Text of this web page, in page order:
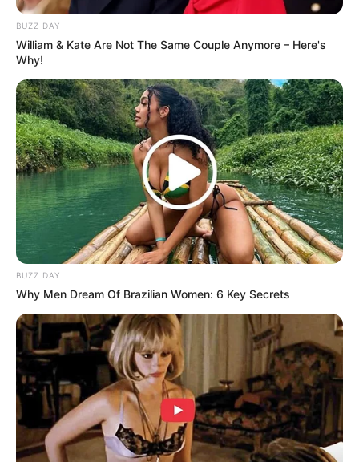
Baca juga: Model Dress, 10 OOTD Kondangan Remaja yang
Simple dan Anggun
Warnanya yang cenderung netral, membuat outfit biru dongker
masuk dalam jajaran warna yang menjadi favorit banyak orang.
Untuk itu gak usah khawatir mengkombinasikan warna tersebut.
TAGS KOMBINASI OUTFIT OUTFIT WARNA BIRU DONGKER
BUZZ DAY
William & Kate Are Not The Same Couple Anymore – Here's
Why!
BUZZ DAY
Why Men Dream Of Brazilian Women: 6 Key Secrets